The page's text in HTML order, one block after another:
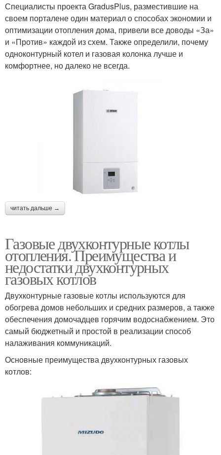
Специалисты проекта GradusPlus, разместившие на
своем порталене один материал о способах экономии и
оптимизации отопления дома, привели все доводы «За»
и «Против» каждой из схем. Также определили, почему
одноконтурный котел и газовая колонка лучше и
комфортнее, но далеко не всегда.
читать дальше →
Газовые двухконтурные котлы
отопления. Преимущества и
недостатки двухконтурных
газовых котлов
Двухконтурные газовые котлы используются для
обогрева домов небольших и средних размеров, а также
обеспечения домочадцев горячим водоснабжением. Это
самый бюджетный и простой в реализации способ
налаживания коммуникаций.
Основные преимущества двухконтурных газовых
котлов: